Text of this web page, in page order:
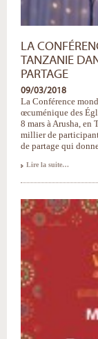
LA
TANZANIE
PARTAGE
09/03/2018
La Conférence
œcuménique des
8 mars à Arusha, en
millier de
de partage qui
La
débute
en
Tanzanie
dans
un
profond
partage
-
Lire la suite…